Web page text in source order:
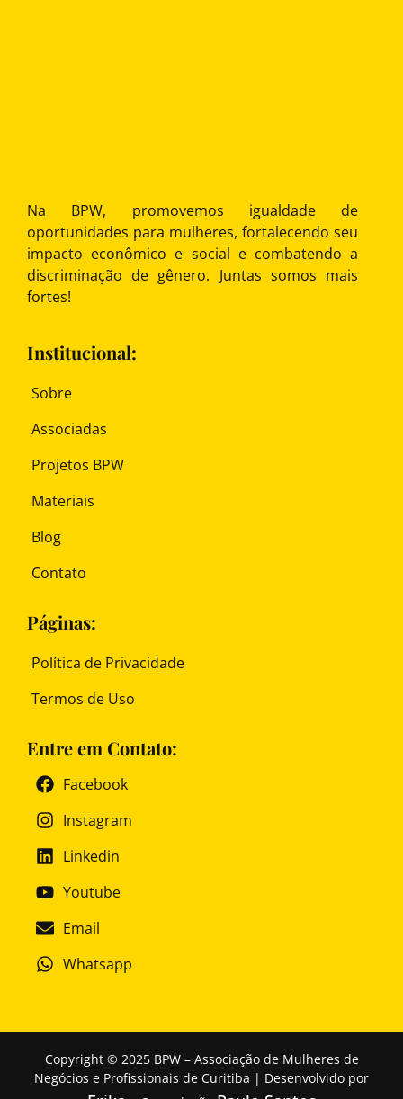
Na BPW, promovemos igualdade de
oportunidades para mulheres, fortalecendo seu
impacto econômico e social e combatendo a
discriminação de gênero. Juntas somos mais
fortes!
Institucional:
Sobre
Associadas
Projetos BPW
Materiais
Blog
Contato
Páginas:
Política de Privacidade
Termos de Uso
Entre em Contato:
Facebook
Instagram
Linkedin
Youtube
Email
Whatsapp
Copyright © 2025 BPW – Associação de Mulheres de
Negócios e Profissionais de Curitiba | Desenvolvido por